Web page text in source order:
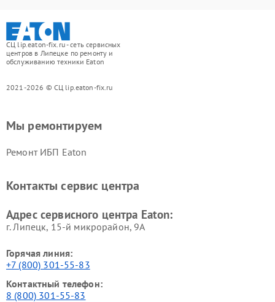
СЦ lip.eaton-fix.ru - сеть сервисных
центров в Липецке по ремонту и
обслуживанию техники Eaton
2021-2026 © СЦ lip.eaton-fix.ru
Мы ремонтируем
Ремонт ИБП Eaton
Контакты сервис центра
Адрес сервисного центра Eaton:
г. Липецк, 15-й микрорайон, 9А
Горячая линия:
+7 (800) 301-55-83
Контактный телефон:
8 (800) 301-55-83